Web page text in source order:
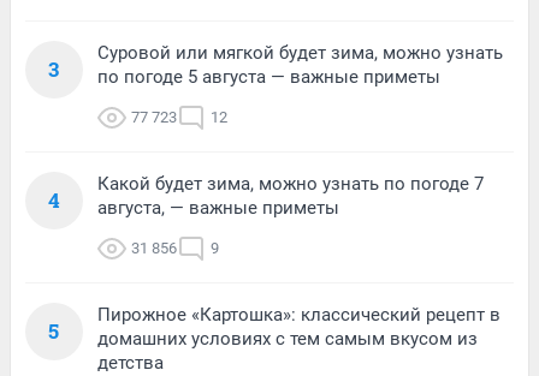
3
Суровой или мягкой будет зима, можно узнать
по погоде 5 августа — важные приметы
77 723 12
4
Какой будет зима, можно узнать по погоде 7
августа, — важные приметы
31 856 9
5
Пирожное «Картошка»: классический рецепт в
домашних условиях с тем самым вкусом из
детства